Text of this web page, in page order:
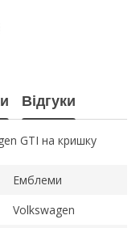
Відгуки
GTI на кришку
Емблеми
Volkswagen